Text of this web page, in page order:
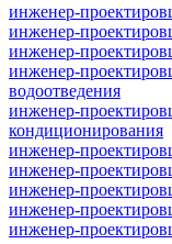
инженер-
инженер-
инженер-
инженер-
водоотведения
инженер-
кондиционирования
инженер-
инженер-
инженер-
инженер-
инженер-